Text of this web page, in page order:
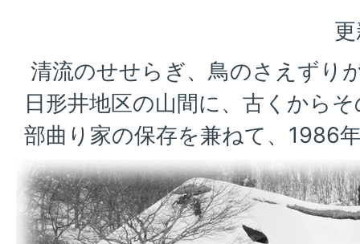
清流のせせらぎ、鳥のさえずり
日形井地区の山間に、古くから
部曲り家の保存を兼ねて、1986